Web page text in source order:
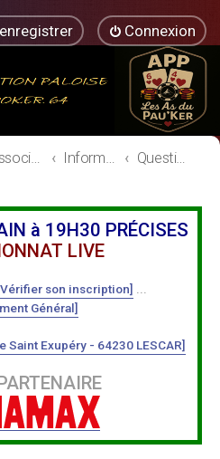
Connexion
Association Paloise de Poker Informations Générales Questions à l'équipe dirigeante
à 19H30 PRÉCISES
LIVE
son inscription]
Général]
Saint Exupéry - 64230 LESCAR]